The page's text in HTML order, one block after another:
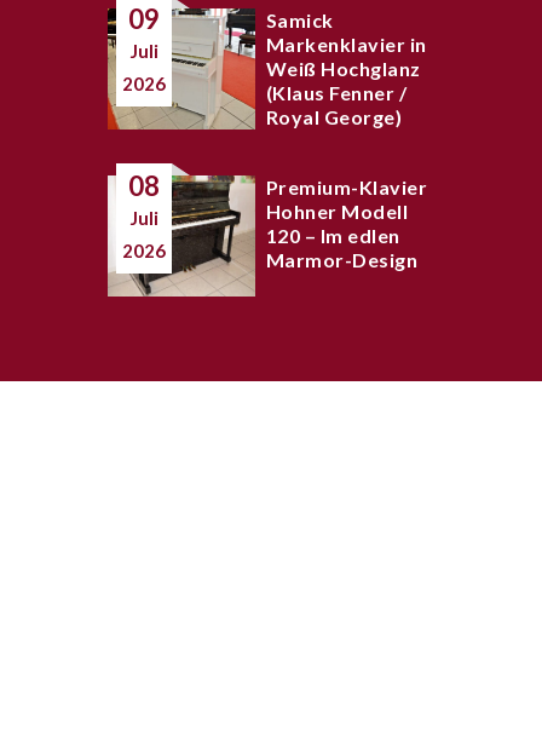
09
Juli
2026
Samick
Markenklavier in
Weiß Hochglanz
(Klaus Fenner /
Royal George)
08
Juli
2026
Premium-Klavier
Hohner Modell
120 – Im edlen
Marmor-Design